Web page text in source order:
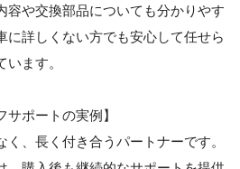
容や交換部品についても分かりやす
に詳しくない方でも安心して任せら
ます。
サポートの実例】
、長く付き合うパートナーです。